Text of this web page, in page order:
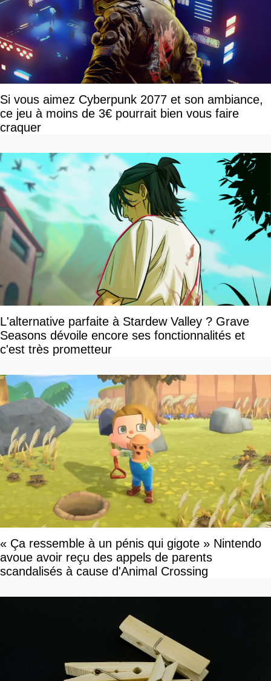
Si vous aimez Cyberpunk 2077 et son ambiance,
ce jeu à moins de 3€ pourrait bien vous faire
craquer
L'alternative parfaite à Stardew Valley ? Grave
Seasons dévoile encore ses fonctionnalités et
c'est très prometteur
« Ça ressemble à un pénis qui gigote » Nintendo
avoue avoir reçu des appels de parents
scandalisés à cause d'Animal Crossing